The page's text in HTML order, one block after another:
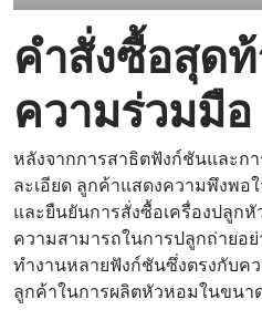
คำสั่งซื้อสุด
ความร่วมมือ
หลังจากการสาธิตฟังก์ชันและก
ละเอียด ลูกค้าแสดงความพึงพอ
และยืนยันการสั่งซื้อเครื่องปลูก
ความสามารถในการปลูกถ่ายอ
ทำงานหลายฟังก์ชันซึ่งตรงกับค
ลูกค้าในการผลิตหัวหอมในขนา